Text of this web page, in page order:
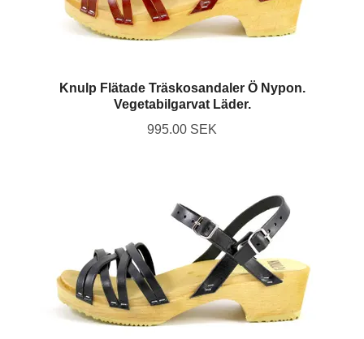
Knulp Flätade Träskosandaler Ö Nypon.
Vegetabilgarvat Läder.
995.00 SEK